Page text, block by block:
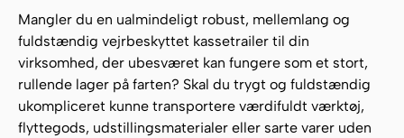
Mangler du en ualmindeligt robust, mellemlang og
fuldstændig vejrbeskyttet kassetrailer til din
virksomhed, der ubesværet kan fungere som et stort,
rullende lager på farten? Skal du trygt og fuldstændig
ukompliceret kunne transportere værdifuldt værktøj,
flyttegods, udstillingsmaterialer eller sarte varer uden